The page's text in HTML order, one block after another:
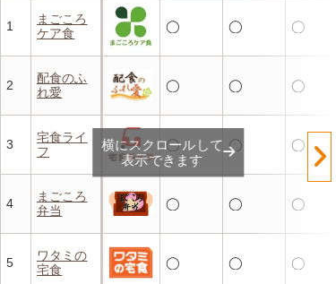
1
まごころ
ケア食
◯ ◯ ◯
2
配食のふ
れ愛
◯ ◯ ◯
3
宅食ライ
フ
◯ ◯ ◯
4
まごころ
弁当
◯ ◯ ◯
5
ワタミの
宅食
◯ ◯ ◯
横にスクロールして
表示できます